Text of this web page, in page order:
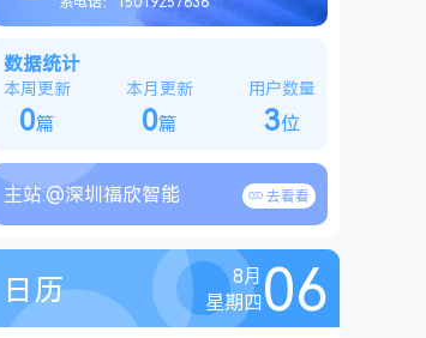
数据统计
本周更新
0篇
本月更新
0篇
用户数量
3位
主站:@深圳福欣智能 去看看
日历
8月
星期四06